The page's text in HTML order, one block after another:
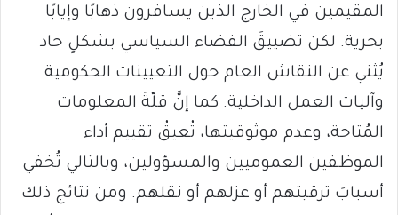
المقيمين في الخارج الذين يسافرون ذهابًا وإيابًا
بحرية. لكن تضييقَ الفضاء السياسي بشكلٍ حاد
يُثني عن النقاش العام حول التعيينات الحكومية
وآليات العمل الداخلية. كما إنَّ قلّةَ المعلومات
المُتاحة، وعدم موثوقيتها، تُعيقُ تقييم أداء
الموظفين العموميين والمسؤولين، وبالتالي تُخفي
أسبابَ ترقيتهم أو عزلهم أو نقلهم. ومن نتائج ذلك